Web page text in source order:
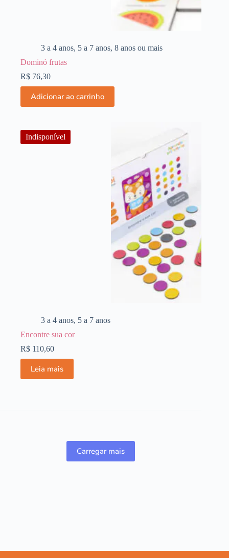
3 a 4 anos, 5 a 7 anos, 8 anos ou mais
Dominó frutas
R$ 76,30
Adicionar ao carrinho
Indisponível
3 a 4 anos, 5 a 7 anos
Encontre sua cor
R$ 110,60
Leia mais
Carregar mais